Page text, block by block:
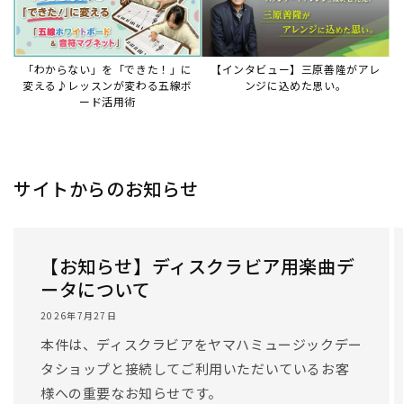
本件は、ディスクラビアをヤマハミュージックデー
タショップと接続してご利用いただいているお客
様への重要なお知らせです。